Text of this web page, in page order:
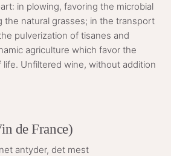
in plowing, favoring the microbial
the natural grasses; in the transport
pulverization of tisanes and
agriculture which favor the
Unfiltered wine, without addition
de France)
antyder, det mest